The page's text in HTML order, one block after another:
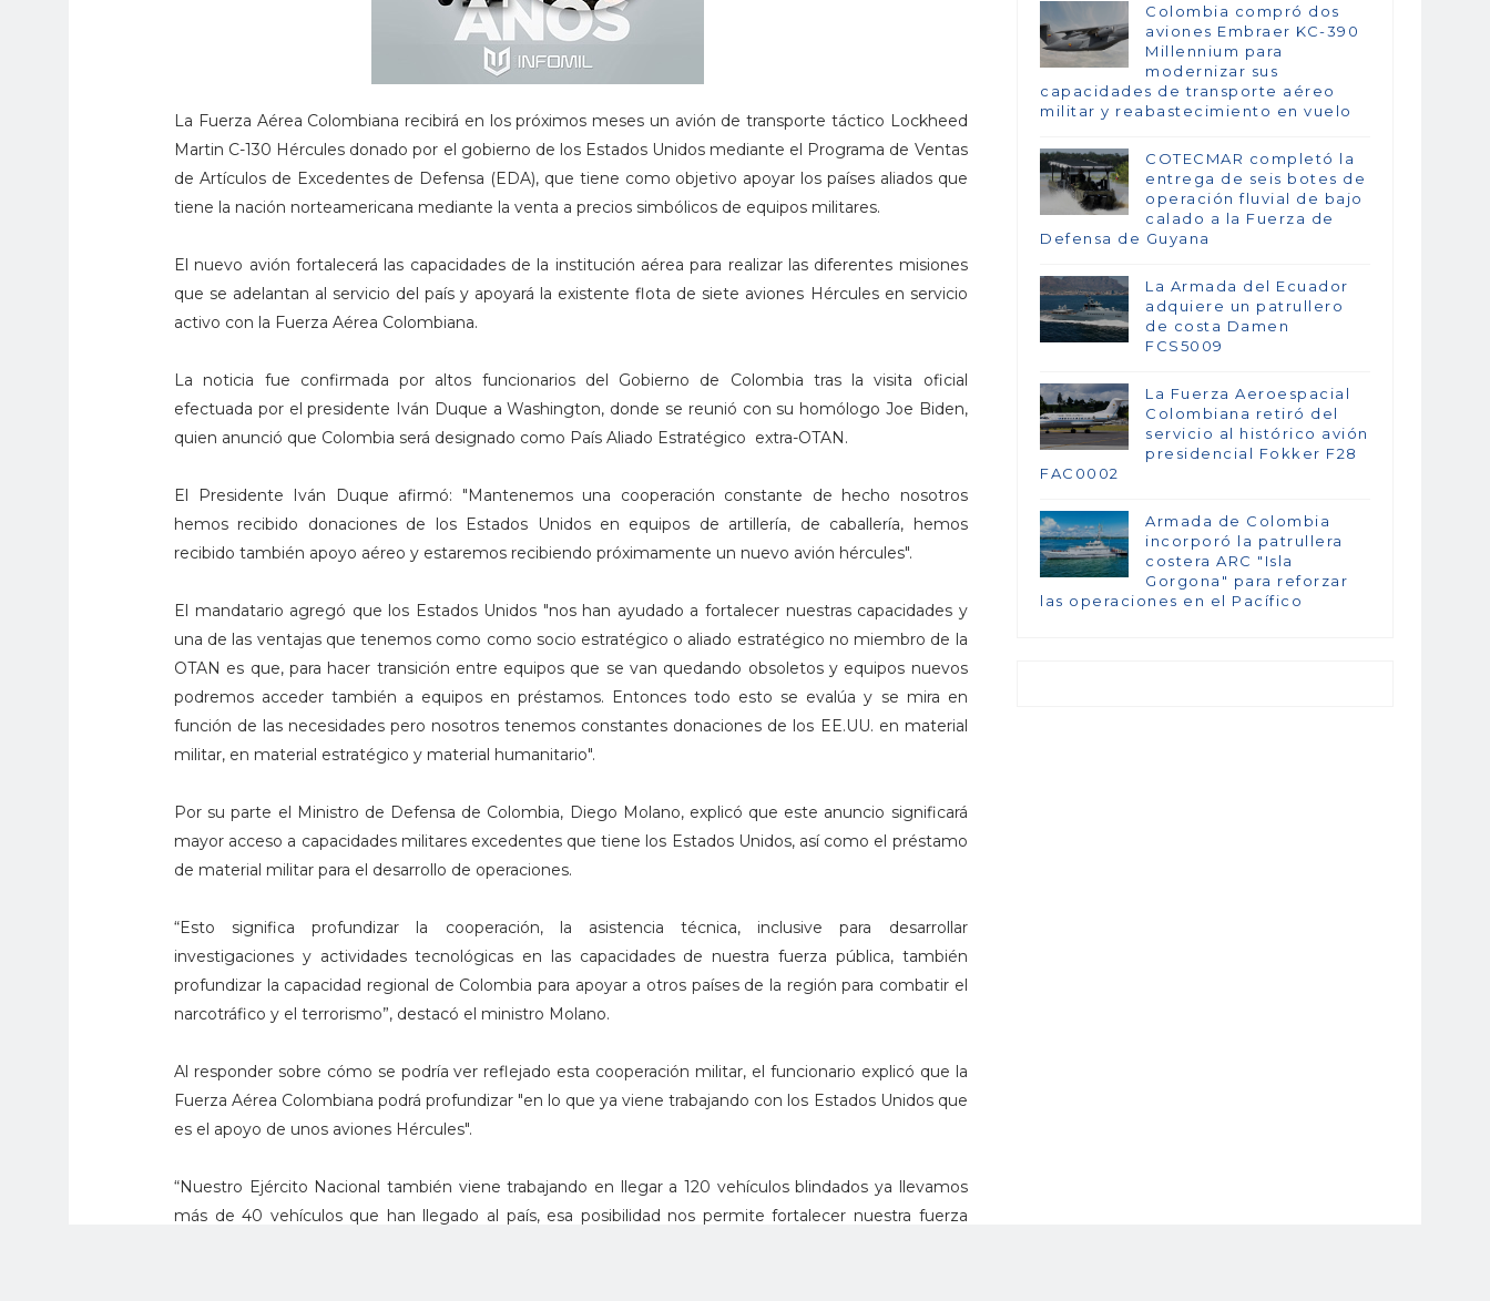
La Fuerza Aérea Colombiana recibirá en los próximos meses un avión de transporte táctico Lockheed
Martin C-130 Hércules donado por el gobierno de los Estados Unidos mediante el Programa de Ventas
de Artículos de Excedentes de Defensa (EDA), que tiene como objetivo apoyar los países aliados que
tiene la nación norteamericana mediante la venta a precios simbólicos de equipos militares.
El nuevo avión fortalecerá las capacidades de la institución aérea para realizar las diferentes misiones
que se adelantan al servicio del país y apoyará la existente flota de siete aviones Hércules en servicio
activo con la Fuerza Aérea Colombiana.
La noticia fue confirmada por altos funcionarios del Gobierno de Colombia tras la visita oficial
efectuada por el presidente Iván Duque a Washington, donde se reunió con su homólogo Joe Biden,
quien anunció que Colombia será designado como País Aliado Estratégico extra-OTAN.
El Presidente Iván Duque afirmó: "Mantenemos una cooperación constante de hecho nosotros
hemos recibido donaciones de los Estados Unidos en equipos de artillería, de caballería, hemos
recibido también apoyo aéreo y estaremos recibiendo próximamente un nuevo avión hércules".
El mandatario agregó que los Estados Unidos "nos han ayudado a fortalecer nuestras capacidades y
una de las ventajas que tenemos como como socio estratégico o aliado estratégico no miembro de la
OTAN es que, para hacer transición entre equipos que se van quedando obsoletos y equipos nuevos
podremos acceder también a equipos en préstamos. Entonces todo esto se evalúa y se mira en
función de las necesidades pero nosotros tenemos constantes donaciones de los EE.UU. en material
militar, en material estratégico y material humanitario".
Por su parte el Ministro de Defensa de Colombia, Diego Molano, explicó que este anuncio significará
mayor acceso a capacidades militares excedentes que tiene los Estados Unidos, así como el préstamo
de material militar para el desarrollo de operaciones.
“Esto significa profundizar la cooperación, la asistencia técnica, inclusive para desarrollar
investigaciones y actividades tecnológicas en las capacidades de nuestra fuerza pública, también
profundizar la capacidad regional de Colombia para apoyar a otros países de la región para combatir el
narcotráfico y el terrorismo”, destacó el ministro Molano.
Al responder sobre cómo se podría ver reflejado esta cooperación militar, el funcionario explicó que la
Fuerza Aérea Colombiana podrá profundizar "en lo que ya viene trabajando con los Estados Unidos que
es el apoyo de unos aviones Hércules".
“Nuestro Ejército Nacional también viene trabajando en llegar a 120 vehículos blindados ya llevamos
más de 40 vehículos que han llegado al país, esa posibilidad nos permite fortalecer nuestra fuerza
Colombia compró dos
aviones Embraer KC-390
Millennium para
modernizar sus
capacidades de transporte aéreo
militar y reabastecimiento en vuelo
COTECMAR completó la
entrega de seis botes de
operación fluvial de bajo
calado a la Fuerza de
Defensa de Guyana
La Armada del Ecuador
adquiere un patrullero
de costa Damen
FCS5009
La Fuerza Aeroespacial
Colombiana retiró del
servicio al histórico avión
presidencial Fokker F28
FAC0002
Armada de Colombia
incorporó la patrullera
costera ARC "Isla
Gorgona" para reforzar
las operaciones en el Pacífico